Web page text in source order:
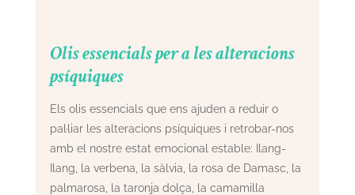
Olis essencials per a les alteracions
psíquiques
Els olis essencials que ens ajuden a reduir o
pal·liar les alteracions psíquiques i retrobar-nos
amb el nostre estat emocional estable: Ilang-
Ilang, la verbena, la sàlvia, la rosa de Damasc, la
palmarosa, la taronja dolça, la camamilla